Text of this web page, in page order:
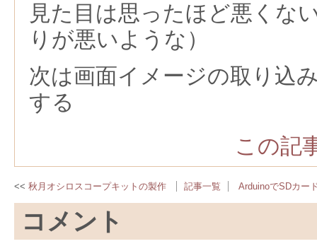
見た目は思ったほど悪くな
りが悪いような）
次は画面イメージの取り込
する
この記
秋月オシロスコープキットの製作 記事一覧 ArduinoでSDカー
コメント